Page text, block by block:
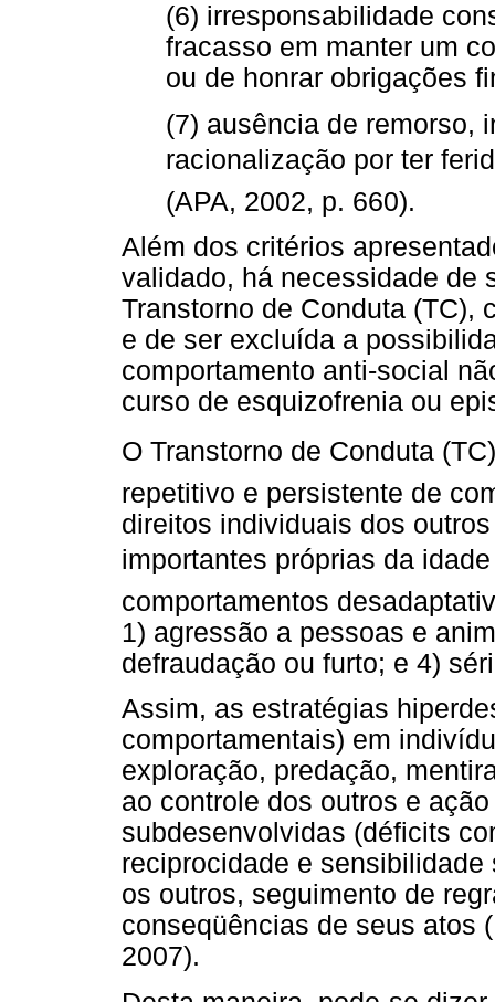
(6) irresponsabilidade
fracasso em manter um
ou de honrar obrigações
(7) ausência de remorso,
racionalização por ter
(APA, 2002, p. 660).
Além dos critérios
validado, há necessidade de
Transtorno de Conduta (TC),
e de ser excluída a
comportamento anti-social
curso de esquizofrenia ou
O Transtorno de Conduta
repetitivo e persistente de
direitos individuais dos
importantes próprias da
comportamentos
1) agressão a pessoas e
defraudação ou furto; e 4)
Assim, as estratégias
comportamentais) em
exploração, predação,
ao controle dos outros e
subdesenvolvidas (déficits
reciprocidade e
os outros, seguimento de
conseqüências de seus atos
2007).